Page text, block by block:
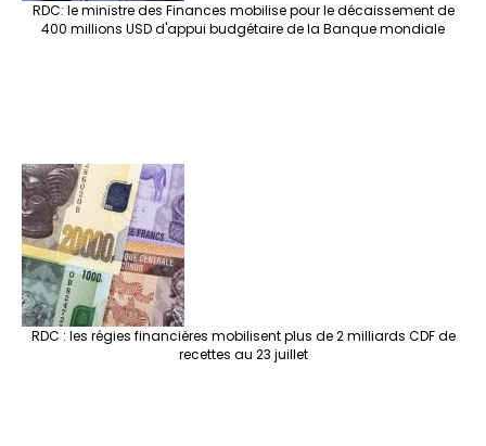
RDC: le ministre des Finances mobilise pour le décaissement de
400 millions USD d'appui budgétaire de la Banque mondiale
RDC : les régies financières mobilisent plus de 2 milliards CDF de
recettes au 23 juillet